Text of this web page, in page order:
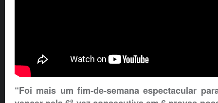
“Foi mais um fim-de-semana espectacular